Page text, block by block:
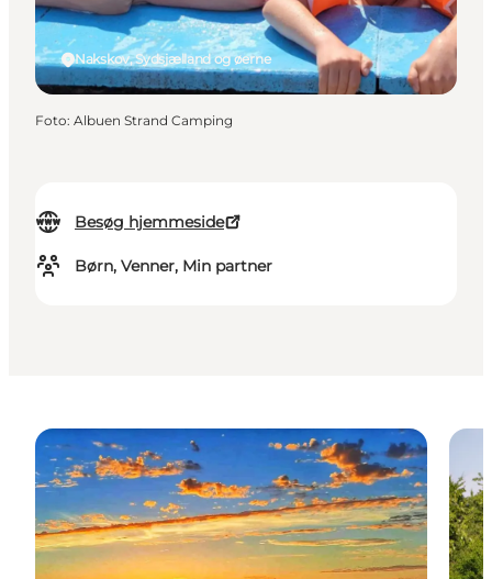
Besøg hjemmeside
Børn, Venner, Min partner
Nakskov, Sydsjælland og øerne
Foto: Albuen Strand Camping